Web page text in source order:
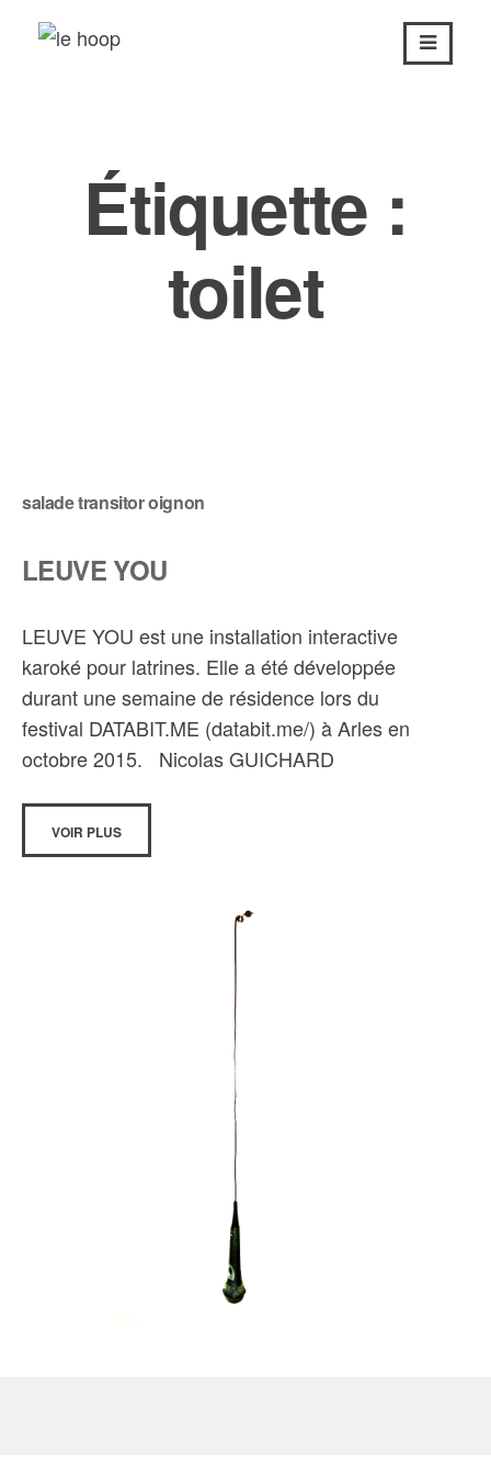
Étiquette :
toilet
salade transitor oignon
LEUVE YOU
LEUVE YOU est une installation interactive
karoké pour latrines. Elle a été développée
durant une semaine de résidence lors du
festival DATABIT.ME (databit.me/) à Arles en
octobre 2015. Nicolas GUICHARD
VOIR PLUS